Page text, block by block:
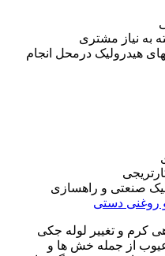
به نیاز مشتری
هیدرولیک درمحل انجام
صنعتی و راهسازی
روغنی دستی
کرم و تغییر لوله جکی
از جمله خش ها و